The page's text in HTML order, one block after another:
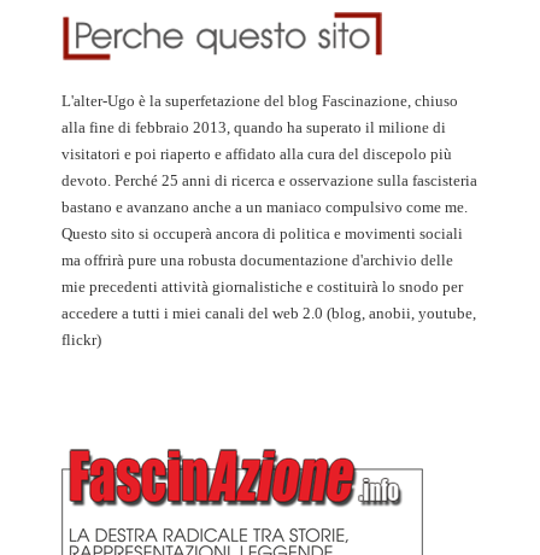
L'alter-Ugo è la superfetazione del blog Fascinazione, chiuso
alla fine di febbraio 2013, quando ha superato il milione di
visitatori e poi riaperto e affidato alla cura del discepolo più
devoto. Perché 25 anni di ricerca e osservazione sulla fascisteria
bastano e avanzano anche a un maniaco compulsivo come me.
Questo sito si occuperà ancora di politica e movimenti sociali
ma offrirà pure una robusta documentazione d'archivio delle
mie precedenti attività giornalistiche e costituirà lo snodo per
accedere a tutti i miei canali del web 2.0 (blog, anobii, youtube,
flickr)